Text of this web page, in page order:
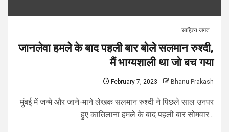
साहित्य जगत
जानलेवा हमले के बाद पहली बार बोले सलमान रुश्दी,
मैं भाग्यशाली था जो बच गया
February 7, 2023 Bhanu Prakash
मुंबई में जन्मे और जाने-माने लेखक सलमान रुश्दी ने पिछले साल उनपर
हुए कातिलाना हमले के बाद पहली बार सोमवार...